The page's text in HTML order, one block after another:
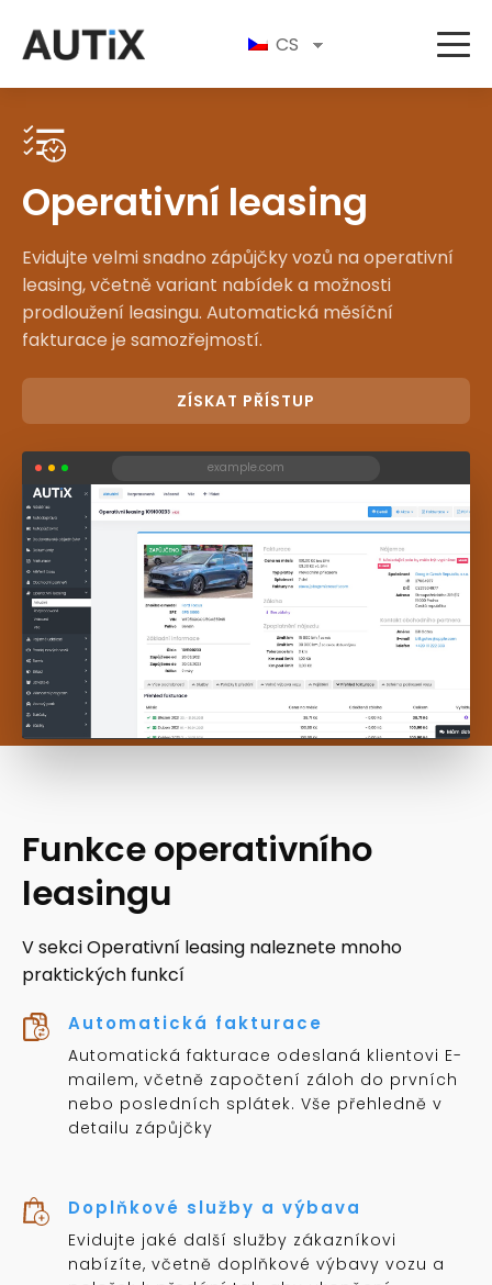
CS
Operativní leasing
Evidujte velmi snadno zápůjčky vozů na operativní
leasing, včetně variant nabídek a možnosti
prodloužení leasingu. Automatická měsíční
fakturace je samozřejmostí.
ZÍSKAT PŘÍSTUP
Funkce operativního
leasingu
V sekci Operativní leasing naleznete mnoho
praktických funkcí
Automatická fakturace
Automatická fakturace odeslaná klientovi E-
mailem, včetně započtení záloh do prvních
nebo posledních splátek. Vše přehledně v
detailu zápůjčky
Doplňkové služby a výbava
Evidujte jaké další služby zákazníkovi
nabízíte, včetně doplňkové výbavy vozu a